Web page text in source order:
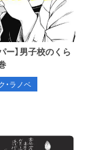
ー】男子校のくら
・ラノベ